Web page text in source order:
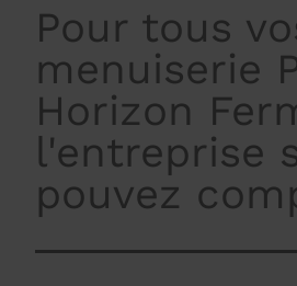
Pour tous
menuiserie
Horizon
l'entreprise
pouvez